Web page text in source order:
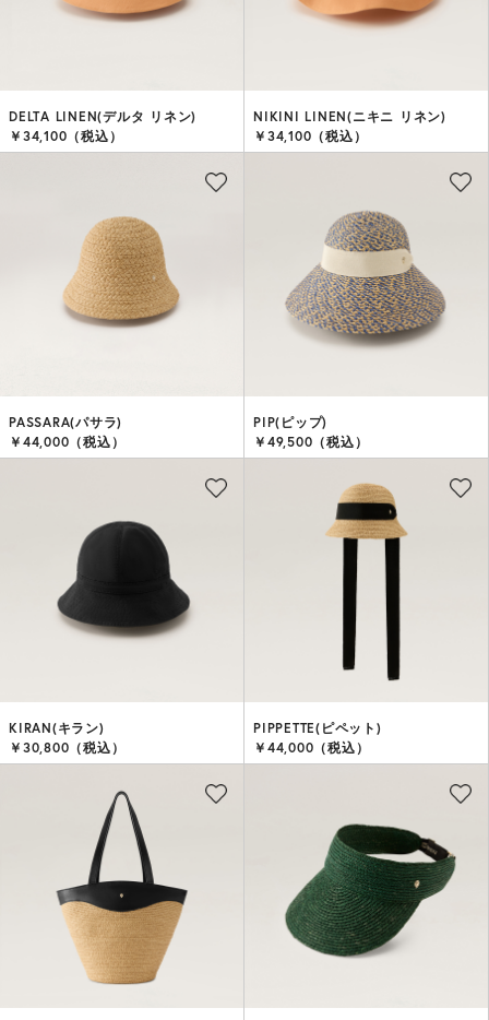
DELTA LINEN(デルタ リネン)
￥34,100（税込）
NIKINI LINEN(ニキニ リネン)
￥34,100（税込）
PASSARA(パサラ)
￥44,000（税込）
PIP(ピップ)
￥49,500（税込）
KIRAN(キラン)
￥30,800（税込）
PIPPETTE(ピペット)
￥44,000（税込）